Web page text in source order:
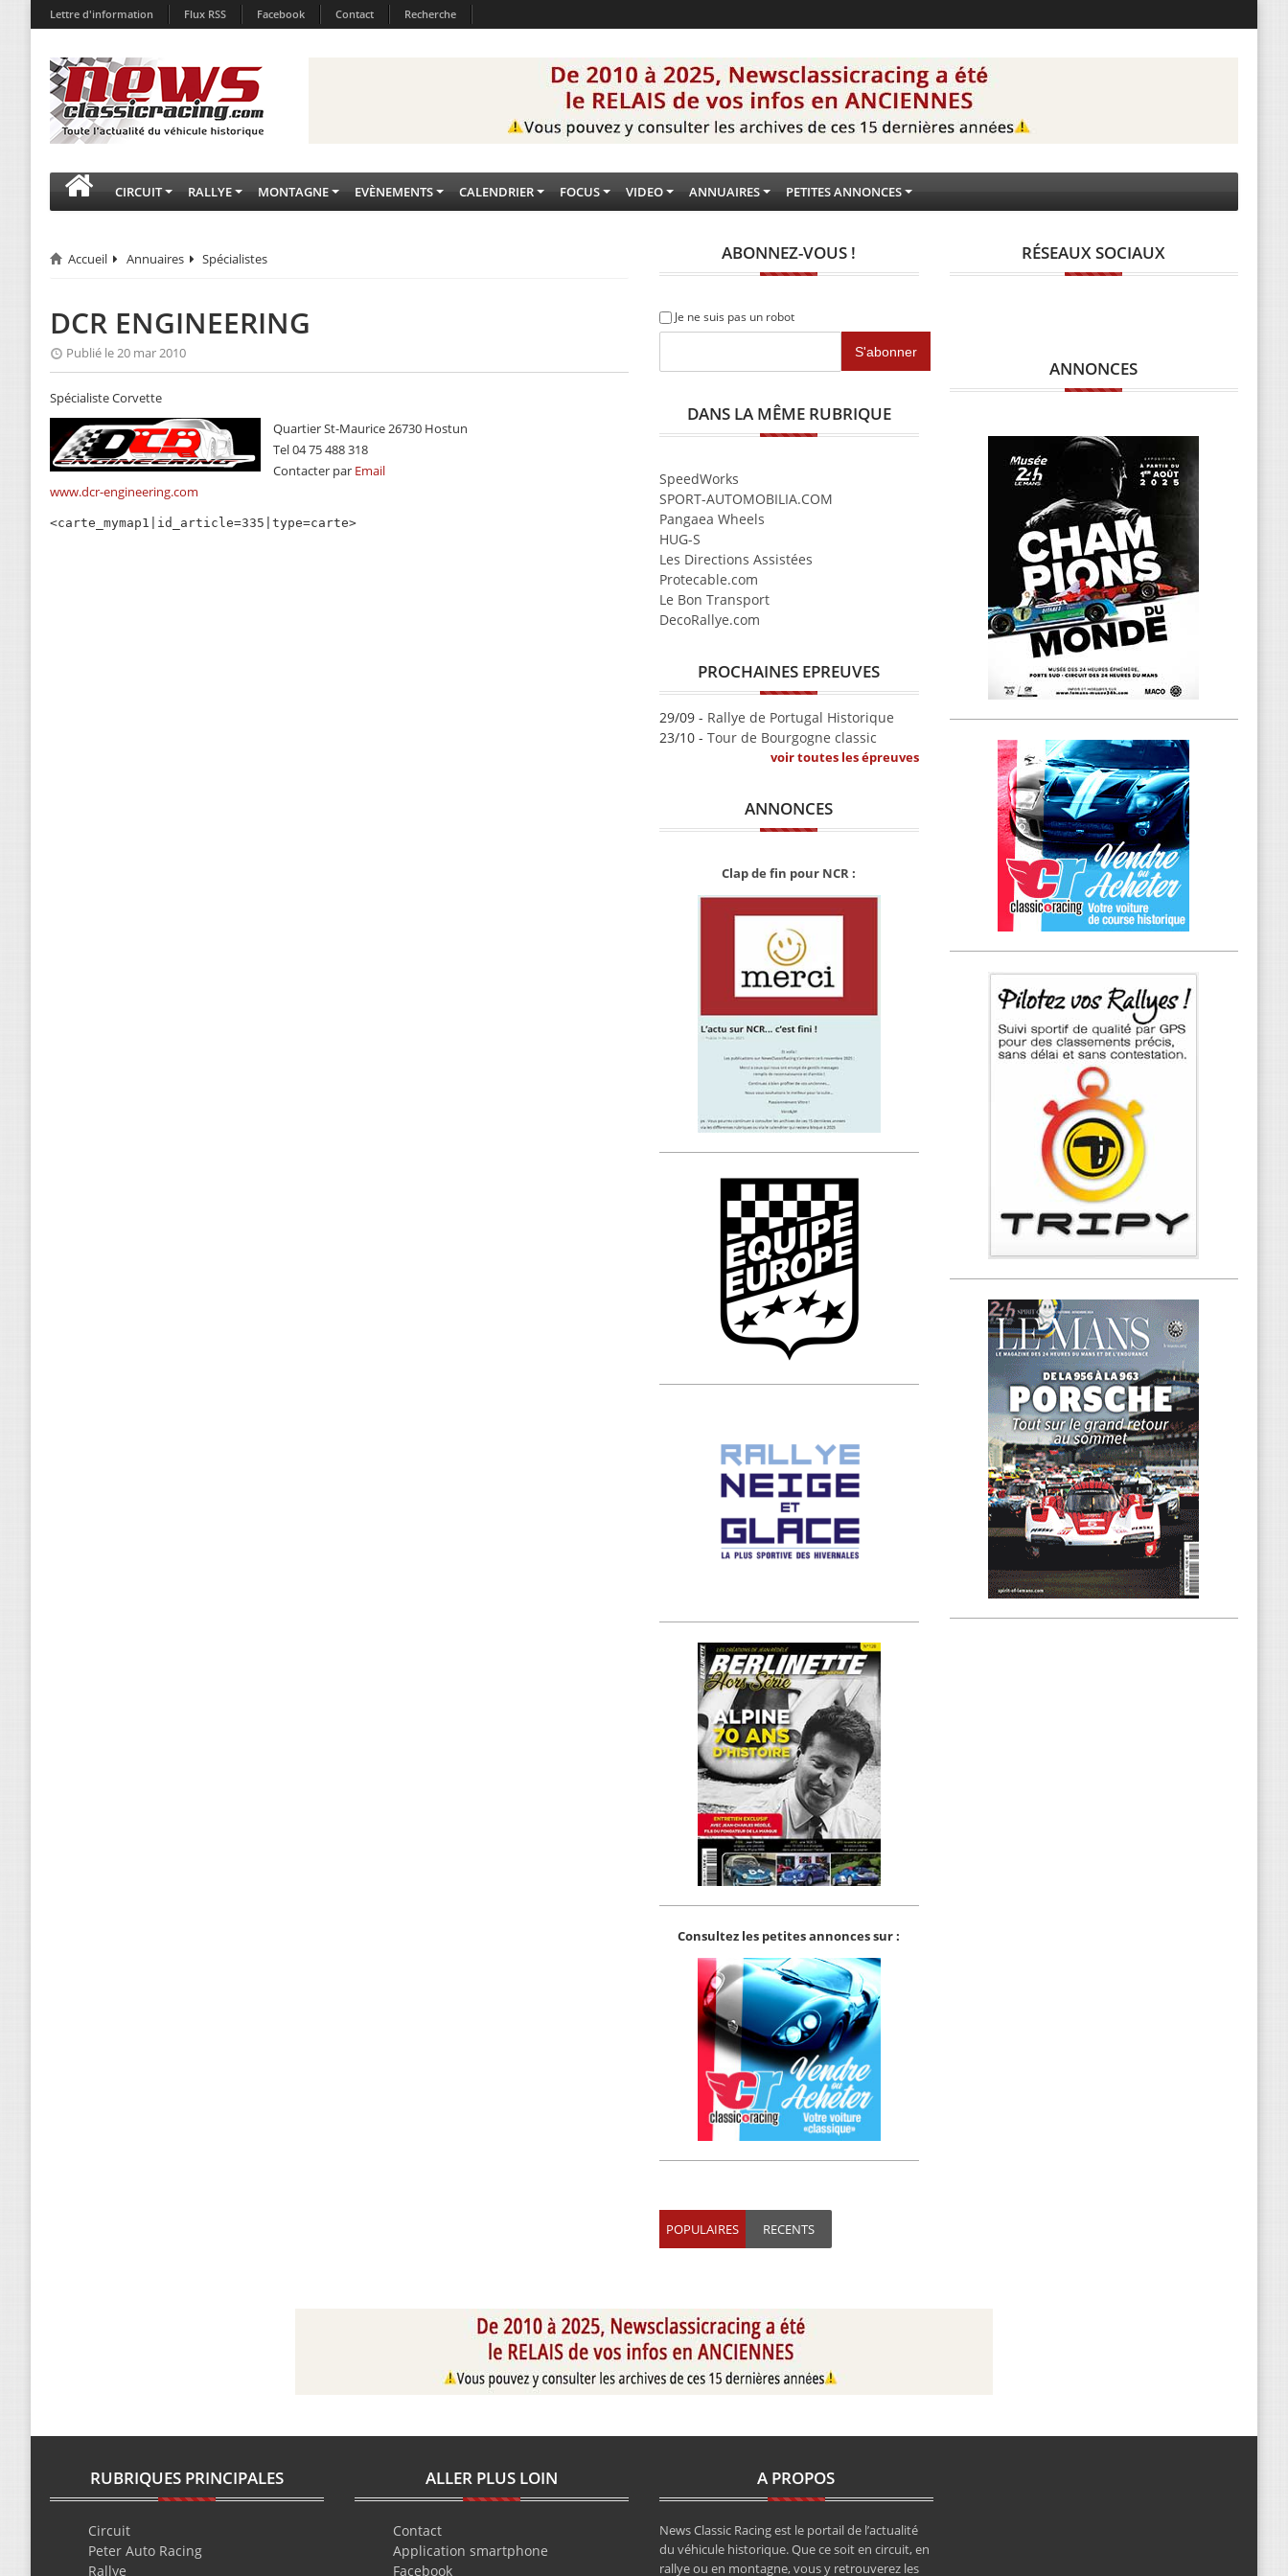
Lettre d'information Flux RSS Facebook Contact Recherche
CIRCUIT RALLYE MONTAGNE EVÈNEMENTS CALENDRIER FOCUS VIDEO ANNUAIRES PETITES ANNONCES
Accueil Annuaires Spécialistes
DCR ENGINEERING
Publié le 20 mar 2010
Spécialiste Corvette
Quartier St-Maurice 26730 Hostun
Tel 04 75 488 318
Contacter par Email
www.dcr-engineering.com
<carte_mymap1|id_article=335|type=carte>
ABONNEZ-VOUS !
Je ne suis pas un robot
DANS LA MÊME RUBRIQUE
SpeedWorks
SPORT-AUTOMOBILIA.COM
Pangaea Wheels
HUG-S
Les Directions Assistées
Protecable.com
Le Bon Transport
DecoRallye.com
PROCHAINES EPREUVES
29/09 - Rallye de Portugal Historique
23/10 - Tour de Bourgogne classic
voir toutes les épreuves
ANNONCES
Clap de fin pour NCR :
Consultez les petites annonces sur :
POPULAIRES RECENTS
RÉSEAUX SOCIAUX
ANNONCES
RUBRIQUES PRINCIPALES
Circuit
Peter Auto Racing
Rallye
ALLER PLUS LOIN
Contact
Application smartphone
Facebook
A PROPOS
News Classic Racing est le portail de l’actualité
du véhicule historique. Que ce soit en circuit, en
rallye ou en montagne, vous y retrouverez les